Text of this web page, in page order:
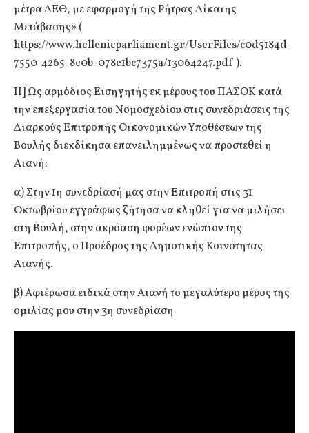
μέτρα ΔΕΘ, με εφαρμογή της Ρήτρας Δίκαιης
Μετάβασης» (
https://www.hellenicparliament.gr/UserFiles/c0d5184d-
7550-4265-8e0b-078e1bc7375a/13064247.pdf ).
ΙΙ] Ως αρμόδιος Εισηγητής εκ μέρους του ΠΑΣΟΚ κατά
την επεξεργασία του Νομοσχεδίου στις συνεδριάσεις της
Διαρκούς Επιτροπής Οικονομικών Υποθέσεων της
Βουλής διεκδίκησα επανειλημμένως να προστεθεί η
Αιανή:
α) Στην 1η συνεδρίασή μας στην Επιτροπή στις 31
Οκτωβρίου εγγράφως ζήτησα να κληθεί για να μιλήσει
στη Βουλή, στην ακρόαση φορέων ενώπιον της
Επιτροπής, ο Προέδρος της Δημοτικής Κοινότητας
Αιανής.
β) Αφιέρωσα ειδικά στην Αιανή το μεγαλύτερο μέρος της
ομιλίας μου στην 3η συνεδρίαση